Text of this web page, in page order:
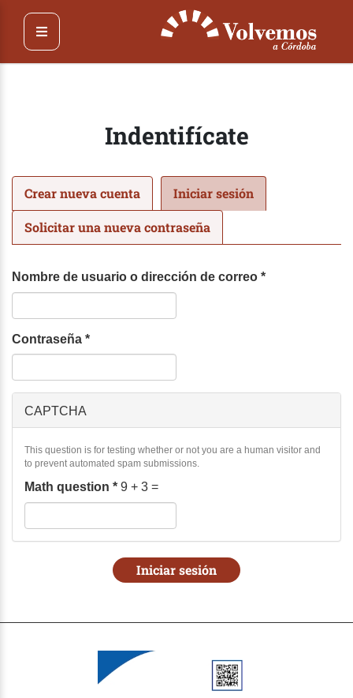
contenido
principal
Indentifícate
Solapas
principales
Crear nueva cuenta Iniciar sesión
activa)
Solicitar una nueva contraseña
Nombre de usuario o dirección de correo *
Contraseña *
CAPTCHA
This question is for testing whether or not you are a human visitor and
to prevent automated spam submissions.
Math question * 9 + 3 =
Iniciar sesión